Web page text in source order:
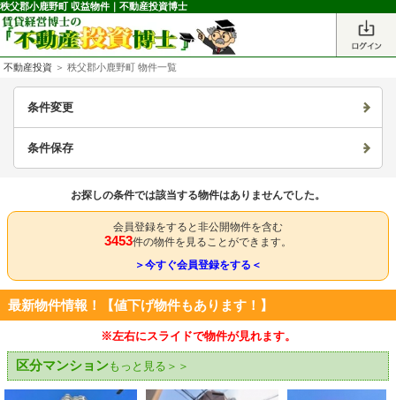
秩父郡小鹿野町 収益物件｜不動産投資博士
不動産投資 ＞ 秩父郡小鹿野町 物件一覧
条件変更
条件保存
お探しの条件では該当する物件はありませんでした。
会員登録をすると非公開物件を含む
3453件の物件を見ることができます。
＞今すぐ会員登録をする＜
最新物件情報！【値下げ物件もあります！】
※左右にスライドで物件が見れます。
区分マンションもっと見る＞＞